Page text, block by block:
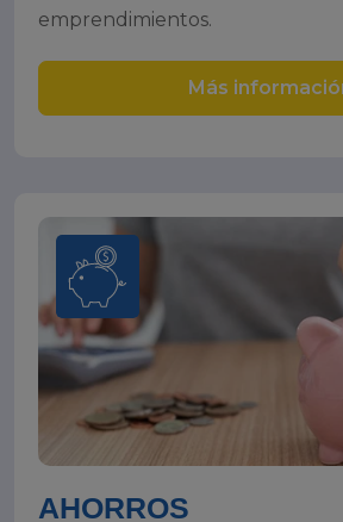
emprendimientos.
Más
AHORROS